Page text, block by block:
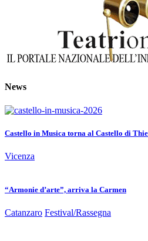
News
Castello in Musica torna al Castello di
Vicenza
“Armonie d’arte”, arriva la Carmen
Catanzaro Festival/Rassegna